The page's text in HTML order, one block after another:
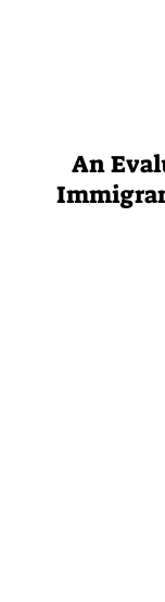
An